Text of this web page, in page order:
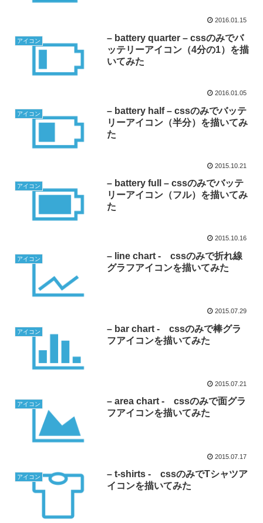
2016.01.15
アイコン
– battery quarter – cssのみでバ
ッテリーアイコン（4分の1）を描
いてみた
2016.01.05
アイコン
– battery half – cssのみでバッテ
リーアイコン（半分）を描いてみ
た
2015.10.21
アイコン
– battery full – cssのみでバッテ
リーアイコン（フル）を描いてみ
た
2015.10.16
アイコン
– line chart - cssのみで折れ線
グラフアイコンを描いてみた
2015.07.29
アイコン
– bar chart - cssのみで棒グラ
フアイコンを描いてみた
2015.07.21
アイコン
– area chart - cssのみで面グラ
フアイコンを描いてみた
2015.07.17
アイコン
– t-shirts - cssのみでTシャツア
イコンを描いてみた